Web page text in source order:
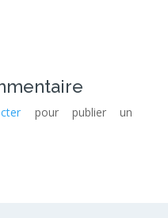
pour publier un